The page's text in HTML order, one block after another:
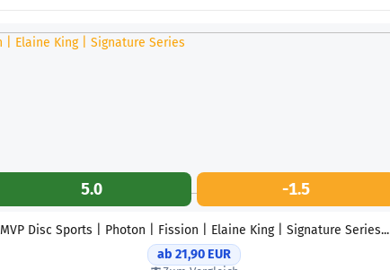
5.0 -1.5
MVP Disc Sports | Photon | Fission | Elaine King | Signature Series...
ab 21,90 EUR